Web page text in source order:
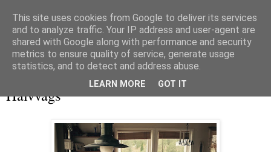
Halvvägs
This site uses cookies from Google to deliver its services
and to analyze traffic. Your IP address and user-agent are
shared with Google along with performance and security
metrics to ensure quality of service, generate usage
statistics, and to detect and address abuse.
LEARN MORE GOT IT